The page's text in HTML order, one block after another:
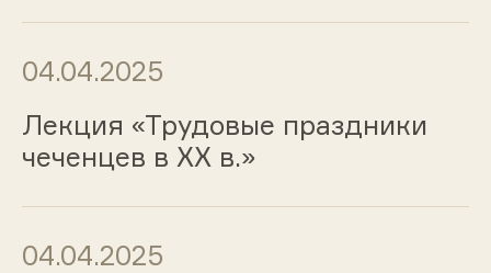
04.04.2025
Лекция «Трудовые праздники
чеченцев в XX в.»
04.04.2025